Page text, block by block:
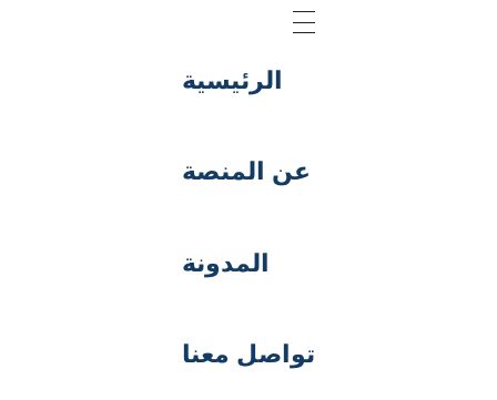
الرئيسية
عن المنصة
المدونة
تواصل معنا